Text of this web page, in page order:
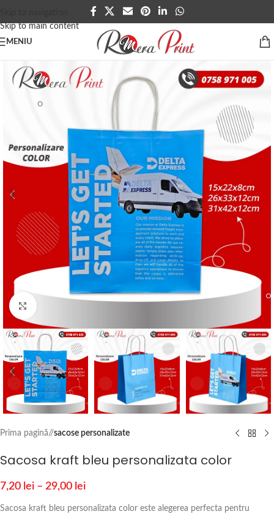
Skip to main content
MENIU
Prima pagină/ sacose personalizate
Sacosa kraft bleu personalizata color
7,20 lei – 29,00 lei
Sacosa kraft bleu personalizata color este alegerea perfecta pentru